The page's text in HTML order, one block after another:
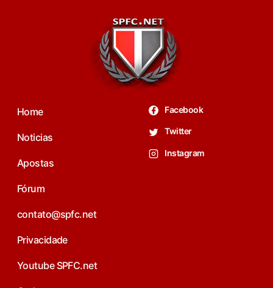
Home
Noticias
Apostas
Fórum
contato@spfc.net
Privacidade
Youtube SPFC.net
Facebook
Twitter
Instagram